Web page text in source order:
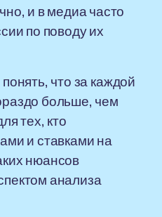
и в медиа часто
по поводу их
что за каждой
больше, чем
тех, кто
и ставками на
нюансов
анализа